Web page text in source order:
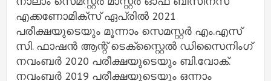
എക്കണോമിക്‌സ് ഏപ്രില്‍ 2021
പരീക്ഷയുടെയും മൂന്നാം സെമസ്റ്റര്‍ എം.എസ്
സി. ഫാഷന്‍ ആന്റ് ടെക്‌സ്റ്റൈല്‍ ഡിസൈനിംഗ്
നവംബര്‍ 2020 പരീക്ഷയുടെയും ബി.വോക്.
നവംബര്‍ 2019 പരീക്ഷയുടെയും ഒന്നാം